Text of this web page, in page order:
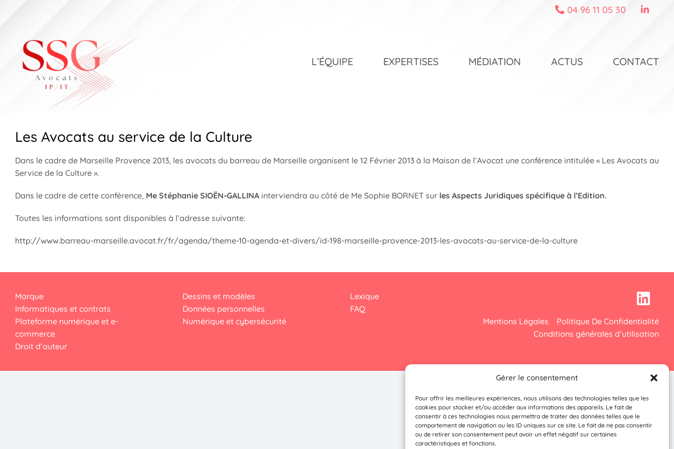
Gérer le consentement
Pour offrir les meilleures expériences, nous utilisons des technologies telles que les
cookies pour stocker et/ou accéder aux informations des appareils. Le fait de
consentir à ces technologies nous permettra de traiter des données telles que le
comportement de navigation ou les ID uniques sur ce site. Le fait de ne pas consentir
ou de retirer son consentement peut avoir un effet négatif sur certaines
caractéristiques et fonctions.
04 96 11 05 30
L’ÉQUIPE EXPERTISES MÉDIATION ACTUS CONTACT
Les Avocats au service de la Culture
Dans le cadre de Marseille Provence 2013, les avocats du barreau de Marseille organisent le 12 Février 2013 à la Maison de l’Avocat une conférence intitulée « Les Avocats au
Service de la Culture ».
Dans le cadre de cette conférence, Me Stéphanie SIOËN-GALLINA interviendra au côté de Me Sophie BORNET sur les Aspects Juridiques spécifique à l’Edition.
Toutes les informations sont disponibles à l’adresse suivante:
http://www.barreau-marseille.avocat.fr/fr/agenda/theme-10-agenda-et-divers/id-198-marseille-provence-2013-les-avocats-au-service-de-la-culture
Marque
Informatiques et contrats
Plateforme numérique et e-
commerce
Droit d’auteur
Dessins et modèles
Données personnelles
Numérique et cybersécurité
Lexique
FAQ
Mentions Légales
Politique De Confidentialité
Conditions générales d’utilisation